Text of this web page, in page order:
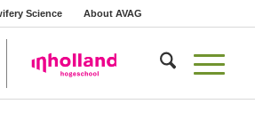
Science About AVAG